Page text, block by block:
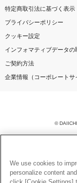
特定商取引法に基づく表示
プライバシーポリシー
クッキー設定
インフォマティブデータの
ご契約方法
企業情報（コーポレートサ
©
このサイトに掲載されてい
を問わず、著作権法の定め
とを禁じます。
楽曲及びコンテンツは、機
We use cookies to
personalize content